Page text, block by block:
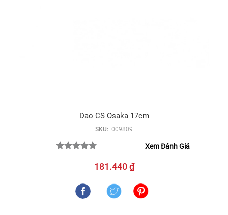
Dao CS Osaka 17cm
SKU: 009809
Xem Đánh Giá
181.440 ₫